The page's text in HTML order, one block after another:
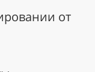
от